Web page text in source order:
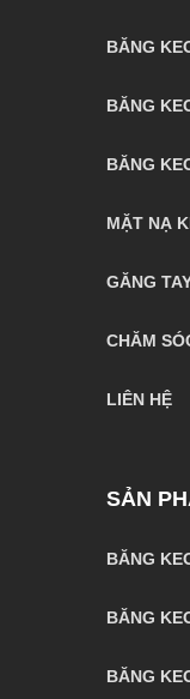
BĂNG
BĂNG
BĂNG
MẶT NẠ
GĂNG
CHĂM
LIÊN HỆ
SẢN
BĂNG
BĂNG
BĂNG